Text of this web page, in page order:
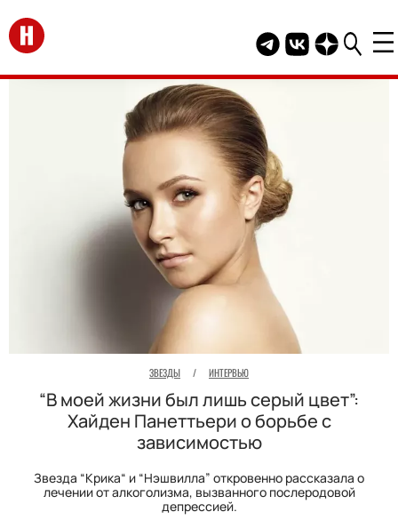
Перейти на главную
Telegram канал
Группа HELLO
Канал
ЗВЕЗДЫ / ИНТЕРВЬЮ
“В моей жизни был лишь серый цвет”:
Хайден Панеттьери о борьбе с
зависимостью
Звезда “Крика“ и “Нэшвилла” откровенно рассказала о
лечении от алкоголизма, вызванного послеродовой
депрессией.